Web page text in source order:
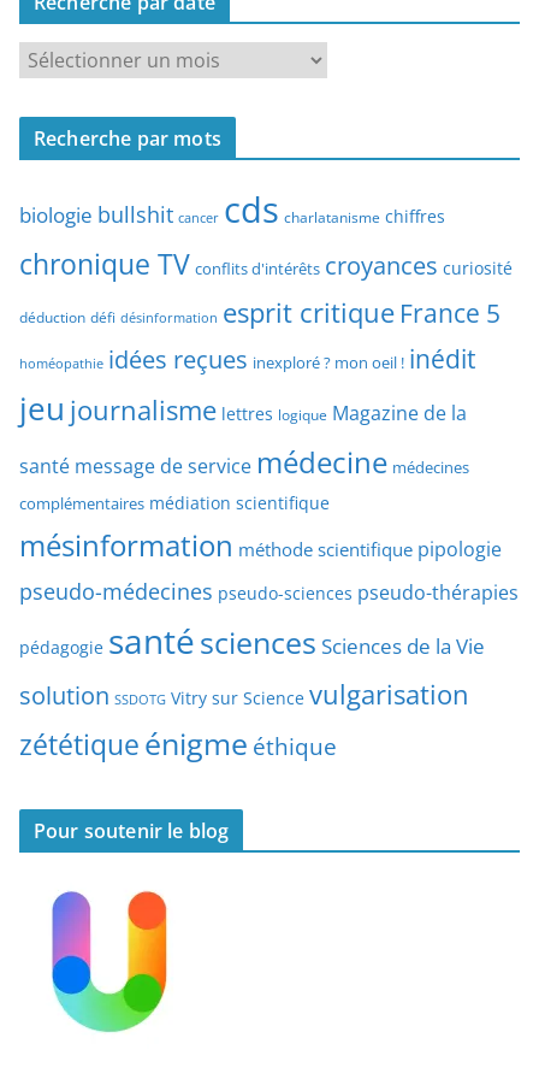
e
e
a
t
y
e
d
’
a
i
l
e
e
c
r
h
p
a
t
e
Recherche par mots
biologie bullshit cancer cds charlatanisme chiffres
chronique TV conflits d'intérêts croyances curiosité
déduction défi désinformation esprit critique France 5
homéopathie idées reçues inexploré ? mon oeil ! inédit
jeu journalisme lettres logique Magazine de la
santé message de service médecine médecines
complémentaires médiation scientifique
mésinformation méthode scientifique pipologie
pseudo-médecines pseudo-sciences pseudo-thérapies
pédagogie santésciences Sciences de la Vie
solution SSDOTG Vitry sur Science vulgarisation
zététiqueénigme éthique
Pour soutenir le blog